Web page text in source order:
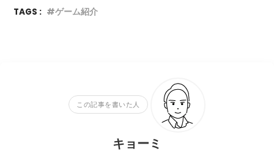
TAGS :
ゲーム紹介
この記事を書いた人
キョーミ